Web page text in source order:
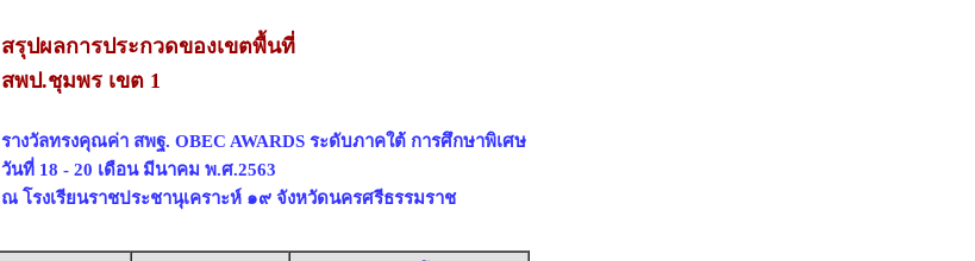
สรุปผลการประกวดของเขตพื้นที่
สพป.ชุมพร เขต 1
รางวัลทรงคุณค่า สพฐ. OBEC AWARDS ระดับภาคใต้ การศึกษาพิเศษ
วันที่ 18 - 20 เดือน มีนาคม พ.ศ.2563
ณ โรงเรียนราชประชานุเคราะห์ ๑๙ จังหวัดนครศรีธรรมราช